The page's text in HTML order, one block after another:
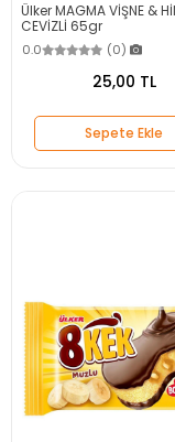
Ülker MAGMA VİŞNE &
CEVİZLİ 65gr
0.0 (0)
25,00 TL
Sepete Ekle